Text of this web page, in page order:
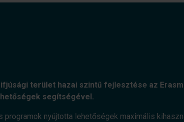
ifjúsági terület hazai szintű fejlesztése az
segítségével.
programok nyújtotta lehetőségek maximális